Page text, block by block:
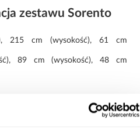
zestawu Sorento
215 cm (wysokość), 61 cm
89 cm (wysokość), 48 cm
to propozycja dla osób